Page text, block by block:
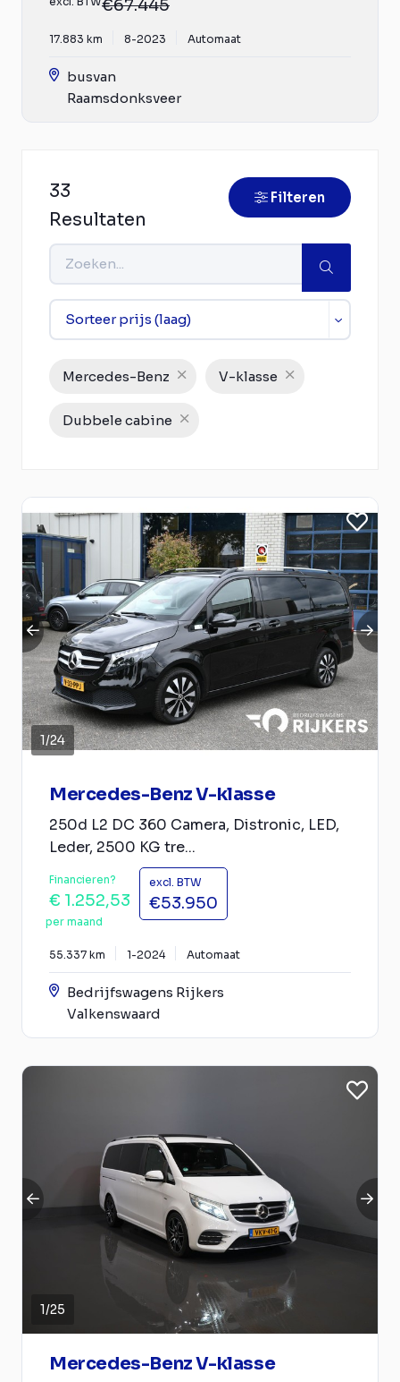
€67.445
17.883 km 8-2023 Automaat
busvan
Raamsdonksveer
33
Resultaten
Filteren
Mercedes-Benz V-klasse
Dubbele cabine
1/24
Mercedes-Benz V-klasse
250d L2 DC 360 Camera, Distronic, LED,
Leder, 2500 KG tre...
Financieren?
€ 1.252,53
per maand
excl. BTW
€53.950
55.337 km 1-2024 Automaat
Bedrijfswagens Rijkers
Valkenswaard
1/25
Mercedes-Benz V-klasse